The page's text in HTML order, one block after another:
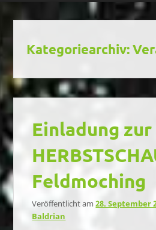
Kategoriearchiv:
Einladung zur
Feldmoching
Veröffentlicht am28. September
Baldrian